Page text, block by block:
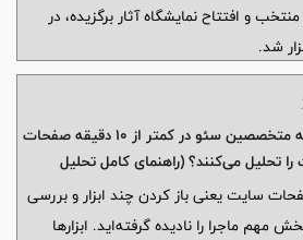
و افتتاح نمایشگاه آثار برگزیده، در
شد.
چگونه متخصصین سئو در کمتر از ۱۰ دقیقه صفحات
تحلیل می‌کنند؟ (راهنمای کامل تحلیل
صفحات سایت)
سایت یعنی باز کردن چند ابزار و بررسی
مهم ماجرا را نادیده گرفته‌اید. ابزارها